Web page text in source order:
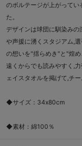
のボルテージが上がって
た。
デザインは球団に馴染み
や声援に湧くスタジアム,
の想いを"揺らめき"と"煌め
遠くからでも読みやすく,
ェイスタオルを掲げて,チ
◆サイズ：34x80cm
◆素材：綿100％